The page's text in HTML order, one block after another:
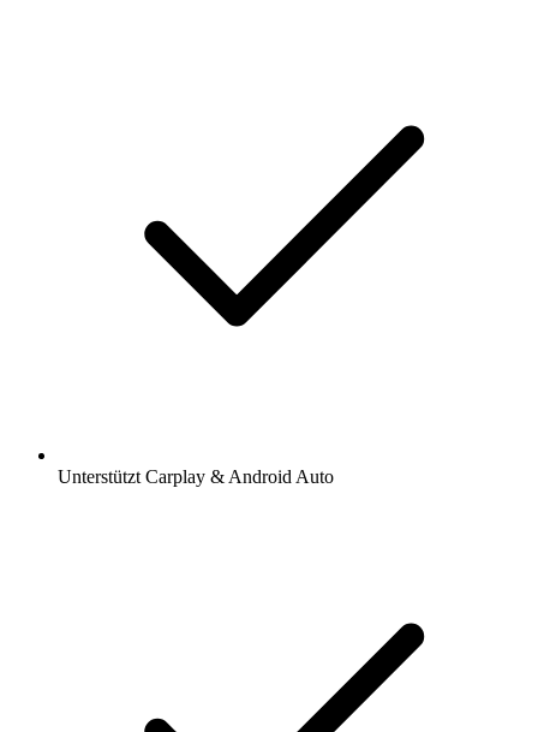
Unterstützt Carplay & Android Auto